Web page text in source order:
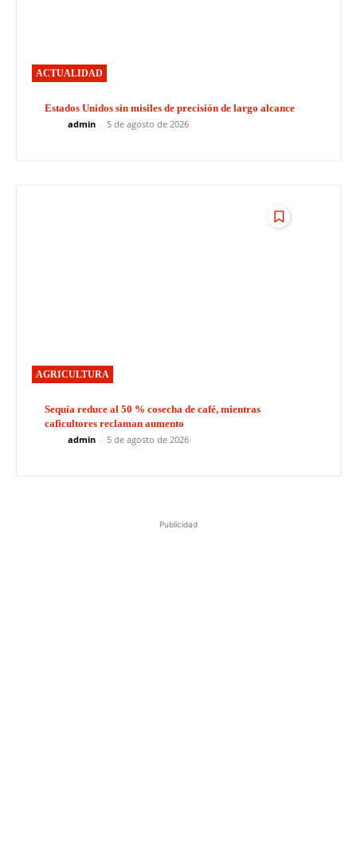
ACTUALIDAD
Estados Unidos sin misiles de precisión de largo alcance
admin - 5 de agosto de 2026
AGRICULTURA
Sequía reduce al 50 % cosecha de café, mientras
caficultores reclaman aumento
admin - 5 de agosto de 2026
Publicidad